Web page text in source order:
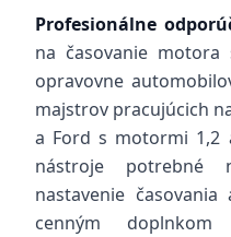
Profesionálne
na časovanie
opravovne
majstrov pracujúcich
a Ford s motormi 1,2
nástroje potrebné
nastavenie
cenným